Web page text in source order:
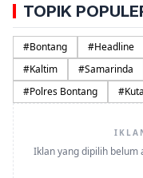
TOPIK
#Bontang #Headline
#Kaltim #Samarinda
#Polres Bontang #
Iklan yang dipilih belum